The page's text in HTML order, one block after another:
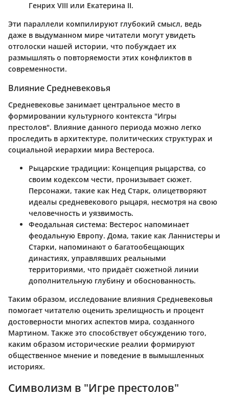
Генрих VIII или Екатерина II.
Эти параллели компилируют глубокий смысл, ведь
даже в выдуманном мире читатели могут увидеть
отголоски нашей истории, что побуждает их
размышлять о повторяемости этих конфликтов в
современности.
Влияние Средневековья
Средневековье занимает центральное место в
формировании культурного контекста "Игры
престолов". Влияние данного периода можно легко
проследить в архитектуре, политических структурах и
социальной иерархии мира Вестероса.
Рыцарские традиции: Концепция рыцарства, со
своим кодексом чести, пронизывает сюжет.
Персонажи, такие как Нед Старк, олицетворяют
идеалы средневекового рыцаря, несмотря на свою
человечность и уязвимость.
Феодальная система: Вестерос напоминает
феодальную Европу. Дома, такие как Ланнистеры и
Старки, напоминают о багатообещающих
династиях, управлявших реальными
территориями, что придаёт сюжетной линии
дополнительную глубину и обоснованность.
Таким образом, исследование влияния Средневековья
помогает читателю оценить зрелищность и процент
достоверности многих аспектов мира, созданного
Мартином. Также это способствует обсуждению того,
каким образом исторические реалии формируют
общественное мнение и поведение в вымышленных
историях.
Символизм в "Игре престолов"